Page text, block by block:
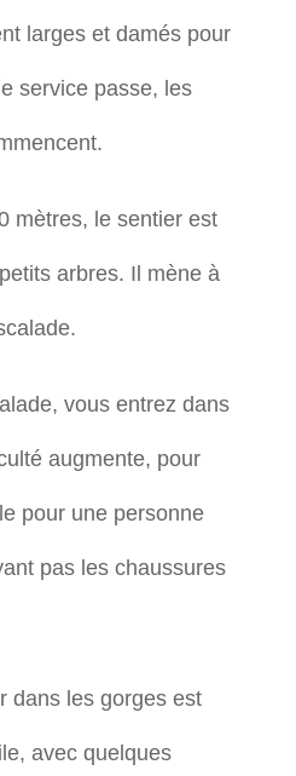
larges et damés pour
service passe, les
mètres, le sentier est
arbres. Il mène à
vous entrez dans
augmente, pour
pour une personne
pas les chaussures
dans les gorges est
avec quelques